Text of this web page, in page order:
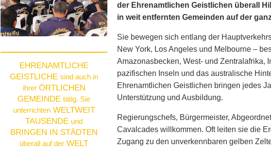
EHRENAMTLICHE
GEISTLICHE sind auch in
ihrer ÖRTLICHEN
GEMEINDE tätig. Sie
unterrichtenWELTWEIT
TAUSENDE und
BRINGEN IN STÄDTEN
überall auf der WELT
der Ehrenamtlichen Geistlichen überall
in weit entfernten Gemeinden auf der
Sie bewegen sich entlang der
New York, Los Angeles und Melbourne –
Amazonasbecken, West- und Zentralafrika,
pazifischen Inseln und das australische
Ehrenamtlichen Geistlichen bringen jedes
Unterstützung und Ausbildung.
Regierungschefs, Bürgermeister,
Cavalcades willkommen. Oft leiten sie die
Zugang zu den unverkennbaren gelben